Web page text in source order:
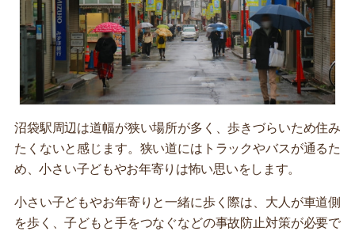
沼袋駅周辺は道幅が狭い場所が多く、歩きづらいため住み
たくないと感じます。狭い道にはトラックやバスが通るた
め、小さい子どもやお年寄りは怖い思いをします。
小さい子どもやお年寄りと一緒に歩く際は、大人が車道側
を歩く、子どもと手をつなぐなどの事故防止対策が必要で